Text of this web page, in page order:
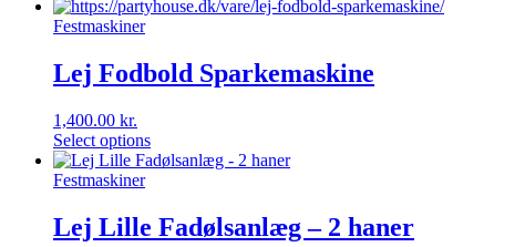
Festmaskiner
Lej Fodbold Sparkemaskine
1,400.00 kr.
Select options
Festmaskiner
Lej Lille Fadølsanlæg – 2 haner